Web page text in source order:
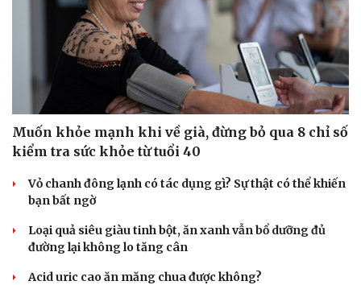
Muốn khỏe mạnh khi về già, đừng bỏ qua 8 chỉ số
kiểm tra sức khỏe từ tuổi 40
Vỏ chanh đông lạnh có tác dụng gì? Sự thật có thể khiến
bạn bất ngờ
Loại quả siêu giàu tinh bột, ăn xanh vẫn bổ dưỡng đủ
đường lại không lo tăng cân
Acid uric cao ăn măng chua được không?